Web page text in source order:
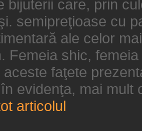
bijuterii care, prin
semipreţioase cu
ale celor
Femeia shic,
aceste faţete
evidenţa, mai mult
articolul